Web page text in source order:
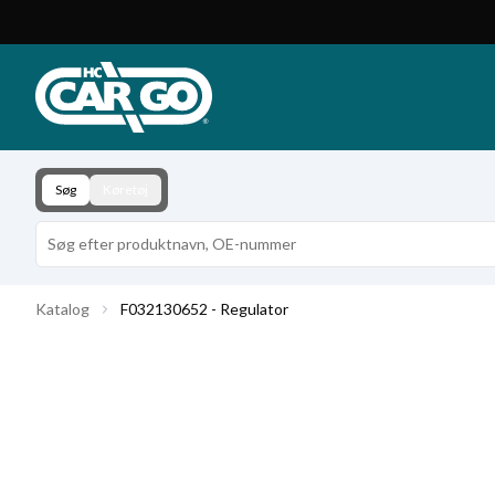
Download
Kontakt
Søg
Katalog F032130652 - Regulator